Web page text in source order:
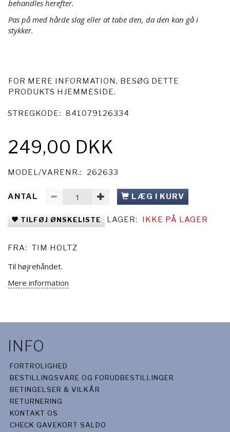
behandles herefter.
Pas på med hårde slag eller at tabe den, da den kan gå i
stykker.
FOR MERE INFORMATION, BESØG DETTE
PRODUKTS HJEMMESIDE.
STREGKODE: 841079126334
249,00 DKK
MODEL/VARENR.: 262633
ANTAL LÆG I KURV
TILFØJ ØNSKELISTE LAGER: IKKE PÅ LAGER
FRA: TIM HOLTZ
Til højrehåndet.
Mere information
INFO
FORTROLIGHED
BESTILLINGSVARE OG FORUDBESTILLINGER
BETINGELSER & VILKÅR
RETURNERING
KONTAKT OS
CHECK GAVEKORT SALDO